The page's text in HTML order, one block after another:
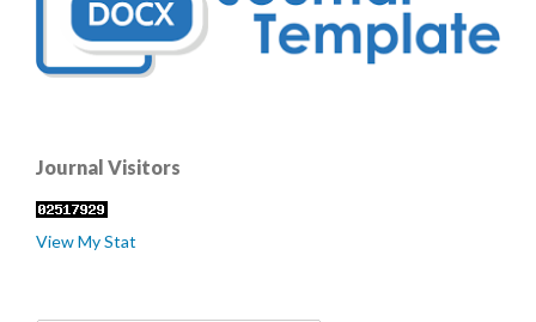
Journal Visitors
View My Stat